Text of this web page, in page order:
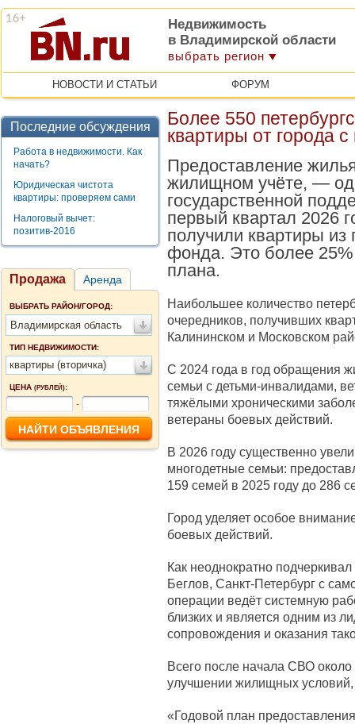
Недвижимость
в Владимирской области
выбрать регион
НОВОСТИ И СТАТЬИ ФОРУМ
Последние обсуждения
Работа в недвижимости. Как
начать?
Юридическая чистота
квартиры: проверяем сами
Налоговый вычет:
позитив-2016
Продажа Аренда
ВЫБРАТЬ РАЙОН/ГОРОД:
Владимирская область
ТИП НЕДВИЖИМОСТИ:
квартиры (вторичка)
ЦЕНА (РУБЛЕЙ):
-
Более 550
квартиры от города с
Предоставление
жилищном учёте, —
государственной
первый квартал 2026
получили квартиры из
фонда. Это более
плана.
Наибольшее количество
очередников, получивших
Калининском и Московском
С 2024 года в год обращения
семьи с детьми-инвалидами,
тяжёлыми хроническими
ветераны боевых действий.
В 2026 году существенно
многодетные семьи:
159 семей в 2025 году до 286
Город уделяет особое
боевых действий.
Как неоднократно
Беглов, Санкт-Петербург с
операции ведёт системную
близких и является одним из
сопровождения и оказания
Всего после начала СВО
улучшении жилищных условий,
«Годовой план